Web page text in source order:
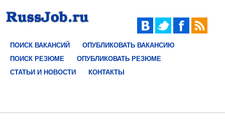
ПОИСК ВАКАНСИЙ
ОПУБЛИКОВАТЬ ВАКАНСИЮ
ПОИСК РЕЗЮМЕ
ОПУБЛИКОВАТЬ РЕЗЮМЕ
СТАТЬИ И НОВОСТИ
КОНТАКТЫ